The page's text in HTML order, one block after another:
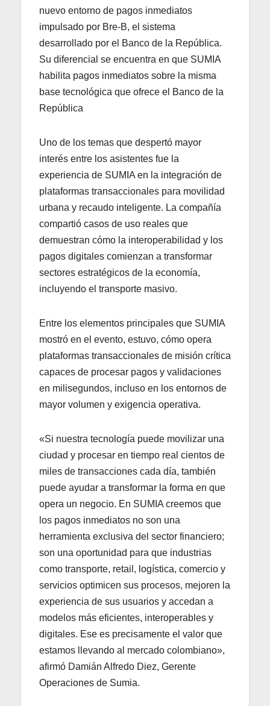
nuevo entorno de pagos inmediatos
impulsado por Bre-B, el sistema
desarrollado por el Banco de la República.
Su diferencial se encuentra en que SUMIA
habilita pagos inmediatos sobre la misma
base tecnológica que ofrece el Banco de la
República
Uno de los temas que despertó mayor
interés entre los asistentes fue la
experiencia de SUMIA en la integración de
plataformas transaccionales para movilidad
urbana y recaudo inteligente. La compañía
compartió casos de uso reales que
demuestran cómo la interoperabilidad y los
pagos digitales comienzan a transformar
sectores estratégicos de la economía,
incluyendo el transporte masivo.
Entre los elementos principales que SUMIA
mostró en el evento, estuvo, cómo opera
plataformas transaccionales de misión crítica
capaces de procesar pagos y validaciones
en milisegundos, incluso en los entornos de
mayor volumen y exigencia operativa.
«Si nuestra tecnología puede movilizar una
ciudad y procesar en tiempo real cientos de
miles de transacciones cada día, también
puede ayudar a transformar la forma en que
opera un negocio. En SUMIA creemos que
los pagos inmediatos no son una
herramienta exclusiva del sector financiero;
son una oportunidad para que industrias
como transporte, retail, logística, comercio y
servicios optimicen sus procesos, mejoren la
experiencia de sus usuarios y accedan a
modelos más eficientes, interoperables y
digitales. Ese es precisamente el valor que
estamos llevando al mercado colombiano»,
afirmó Damián Alfredo Diez, Gerente
Operaciones de Sumia.